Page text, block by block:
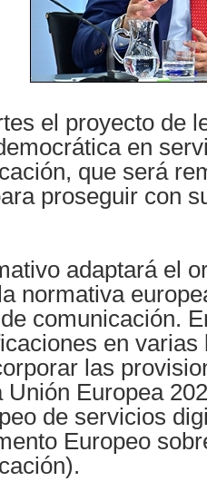
el proyecto de
en
que será
proseguir con
adaptará el
normativa
comunicación.
en varias
las
Unión Europea
de servicios
Europeo